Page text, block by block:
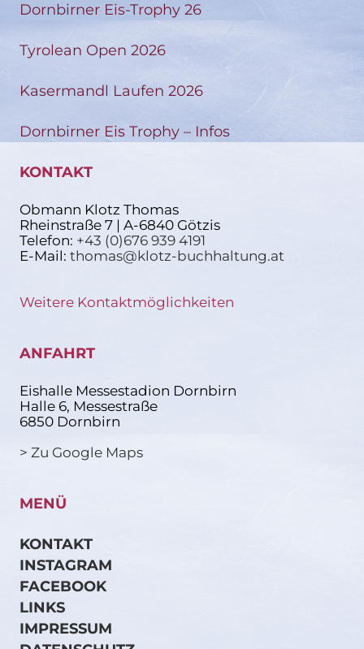
Dornbirner Eis-Trophy 26
Tyrolean Open 2026
Kasermandl Laufen 2026
Dornbirner Eis Trophy – Infos
KONTAKT
Obmann Klotz Thomas
Rheinstraße 7 | A-6840 Götzis
Telefon: +43 (0)676 939 4191
E-Mail: thomas@klotz-buchhaltung.at
Weitere Kontaktmöglichkeiten
ANFAHRT
Eishalle Messestadion Dornbirn
Halle 6, Messestraße
6850 Dornbirn
> Zu Google Maps
MENÜ
KONTAKT
INSTAGRAM
FACEBOOK
LINKS
IMPRESSUM